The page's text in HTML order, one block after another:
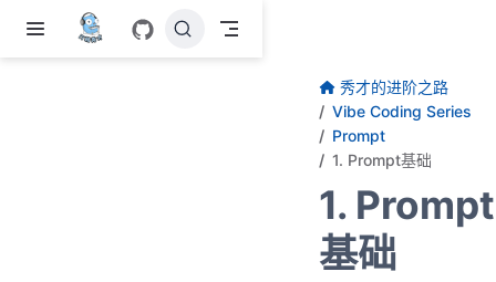
跳至主要內容
秀才的进阶之路
Vibe Coding Series
Prompt
1. Prompt基础
1. Prompt
基础